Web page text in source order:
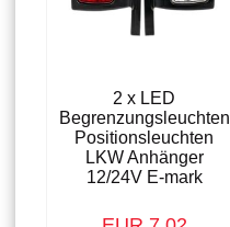
2 x LED
Begrenzungsleuchten
Positionsleuchten
LKW Anhänger
12/24V E-mark